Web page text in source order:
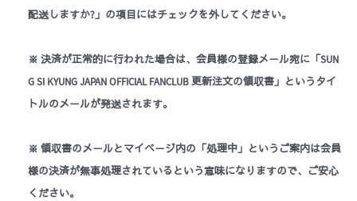
配送しますか?」の項目にはチェックを外してください。
※ 決済が正常的に行われた場合は、会員様の登録メール宛に「SUN
G SI KYUNG JAPAN OFFICIAL FANCLUB 更新注文の領収書」というタイ
トルのメールが発送されます。
※ 領収書のメールとマイページ内の「処理中」というご案内は会員
様の決済が無事処理されているという意味になりますので、ご安心
ください。